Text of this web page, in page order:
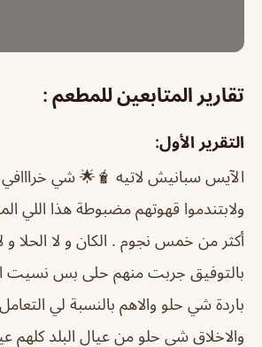
تقارير المتابعين للمطعم :
التقرير الأول:
الآيس سبانيش لاتيه
ولابتندموا قهوتهم مضبوطة هذا اللي
أكثر من خمس نجوم . الكان و لا الحلا و
باردة شي حلو والاهم بالنسبة لي
والاخلاق شي حلو من عيال البلد كلهم